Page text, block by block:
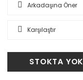
Arkadaşına Öner
Karşılaştır
STOKTA YOK